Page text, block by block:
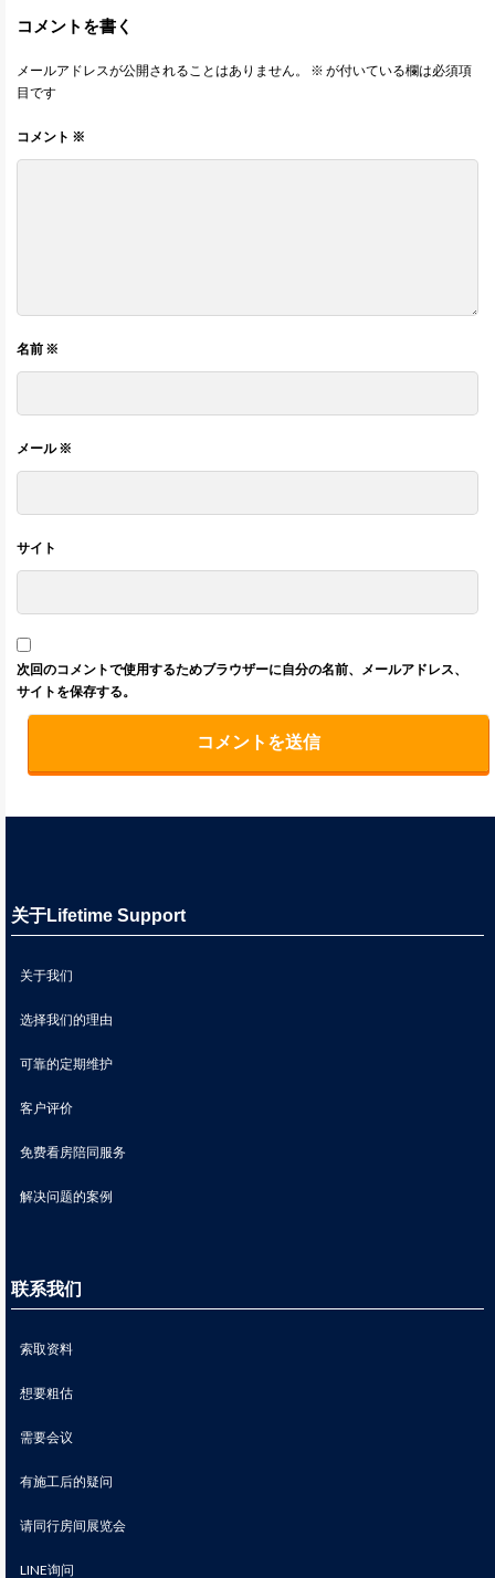
コメントを書く
メールアドレスが公開されることはありません。 ※ が付いている欄は必須項
目です
コメント ※
名前 ※
メール※
サイト
次回のコメントで使用するためブラウザーに自分の名前、メールアドレス、
サイトを保存する。
关于Lifetime Support
关于我们
选择我们的理由
可靠的定期维护
客户评价
免费看房陪同服务
解决问题的案例
联系我们
索取资料
想要粗估
需要会议
有施工后的疑问
请同行房间展览会
LINE询问